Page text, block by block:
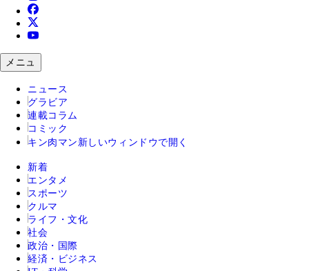
メニュ
ニュース
グラビア
連載コラム
コミック
キン肉マン 新しいウィンドウで開く
新着
エンタメ
スポーツ
クルマ
ライフ・文化
社会
政治・国際
経済・ビジネス